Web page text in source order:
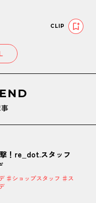
CLIP
！re_dot.スタッフ
♯ショップスタッフ ♯ス